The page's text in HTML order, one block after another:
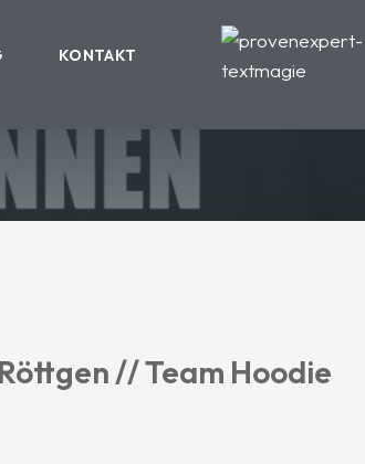
KONTAKT
// Team Hoodie